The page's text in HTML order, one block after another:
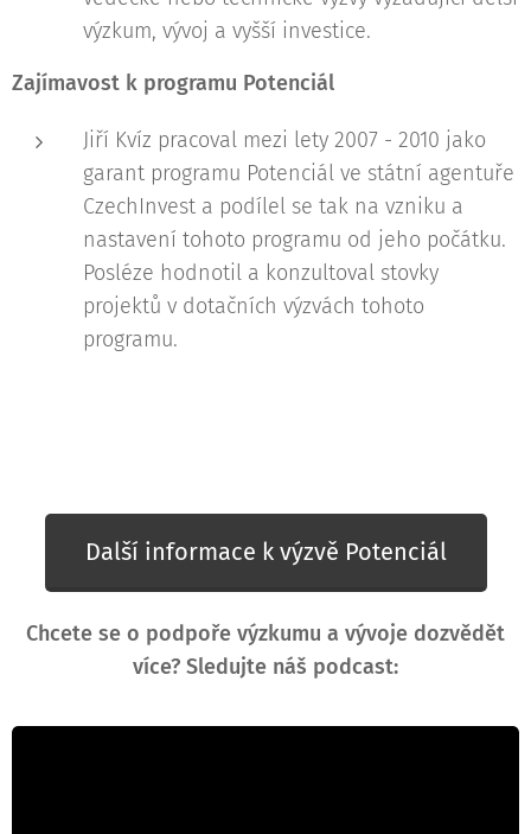
výzkum, vývoj a vyšší investice.
Zajímavost k programu Potenciál
Jiří Kvíz pracoval mezi lety 2007 - 2010 jako
garant programu Potenciál ve státní agentuře
CzechInvest a podílel se tak na vzniku a
nastavení tohoto programu od jeho počátku.
Posléze hodnotil a konzultoval stovky
projektů v dotačních výzvách tohoto
programu.
Další informace k výzvě Potenciál
Chcete se o podpoře výzkumu a vývoje dozvědět
více? Sledujte náš podcast: